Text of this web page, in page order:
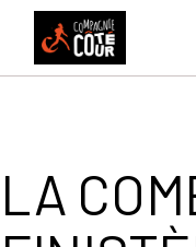
Skip
content
LA